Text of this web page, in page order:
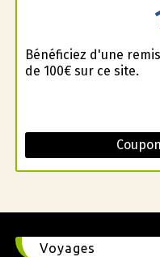
Bénéficiez d'une
de 100€ sur ce site.
Voyages